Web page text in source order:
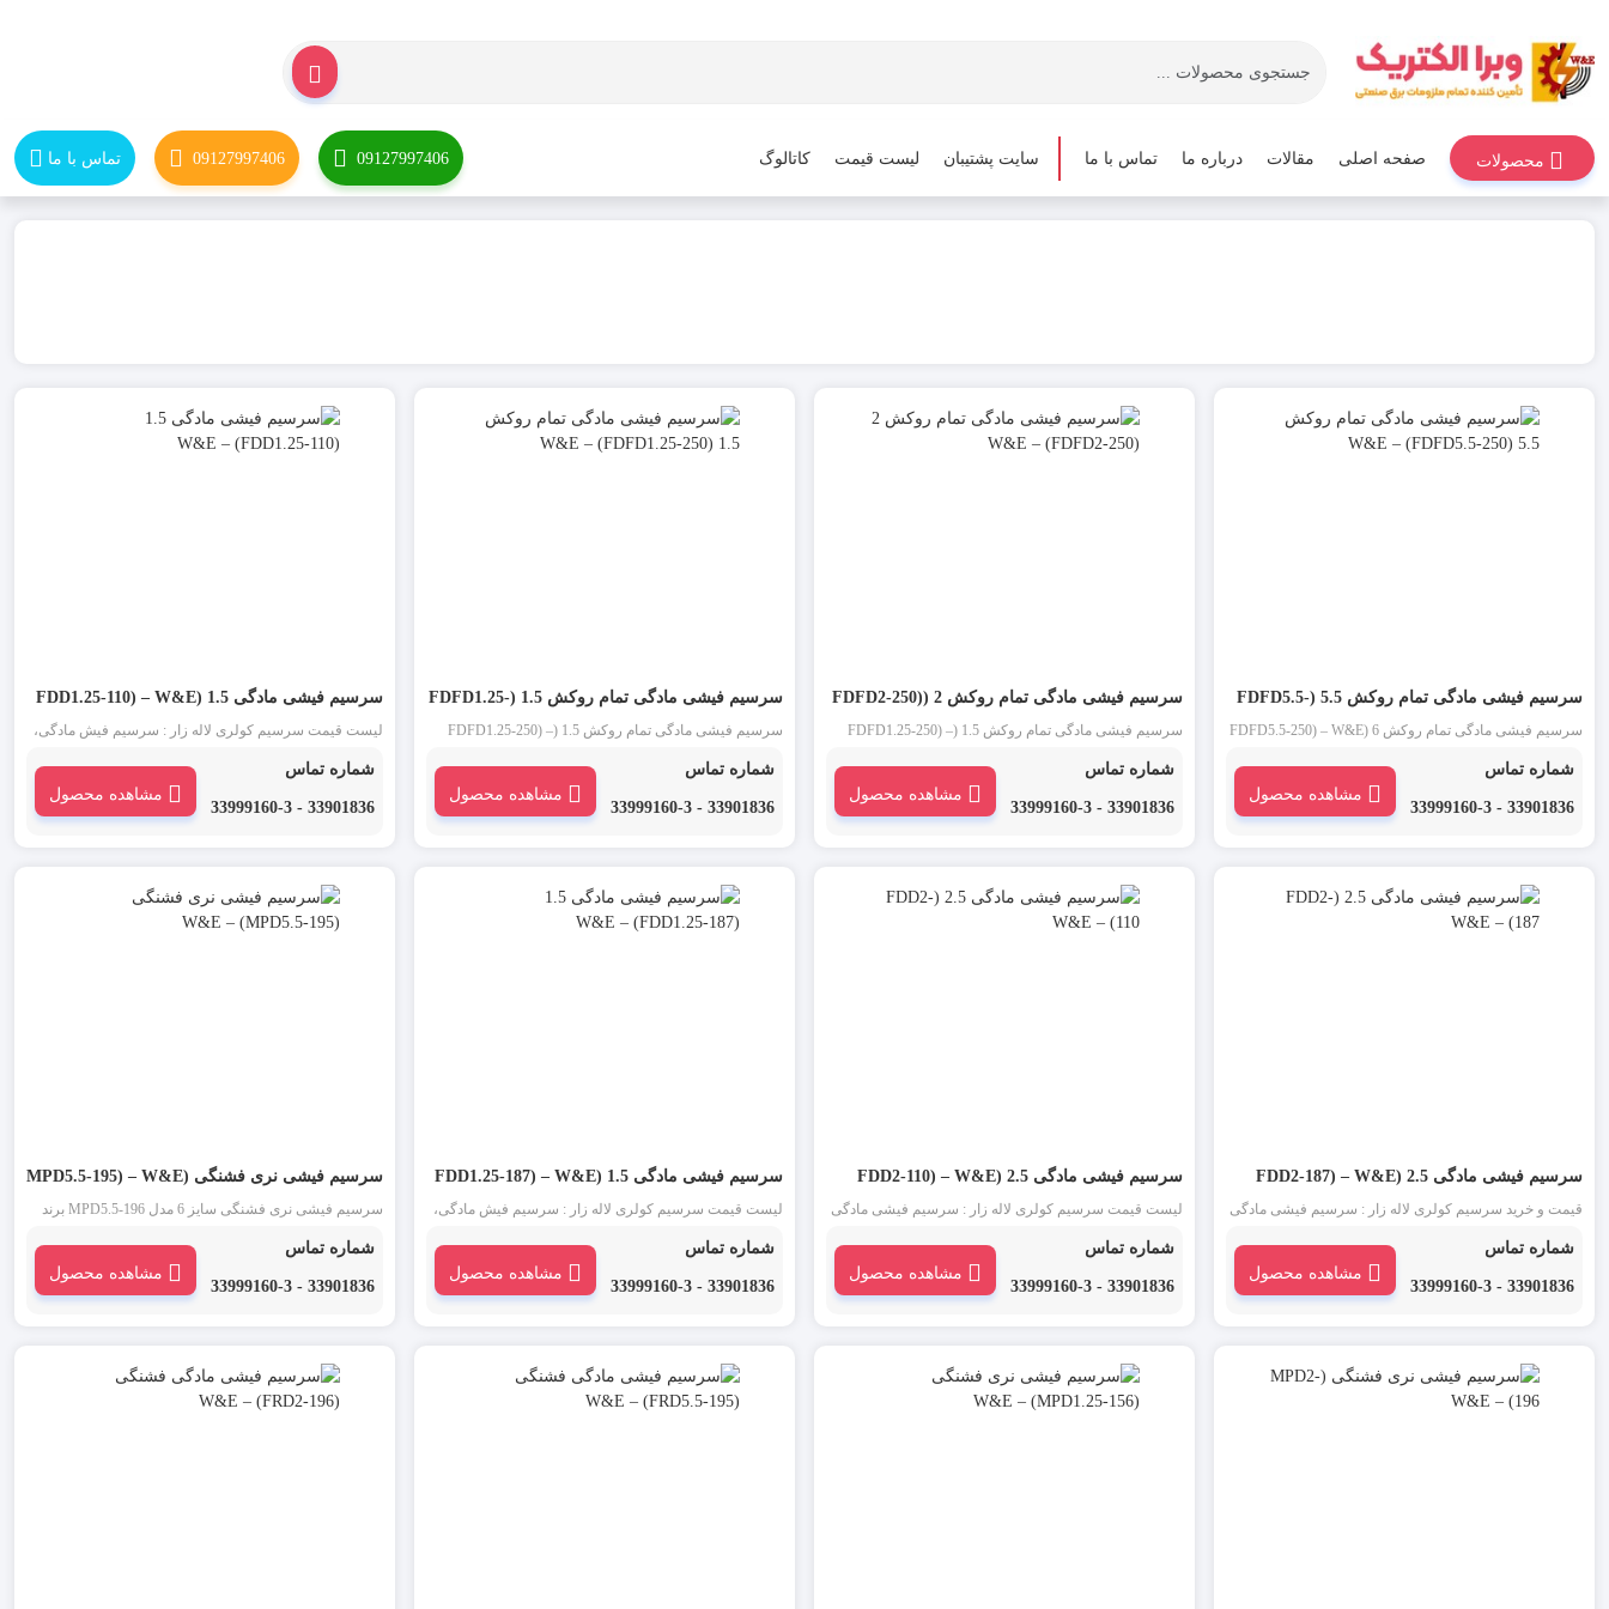
محصولات صفحه اصلی مقالات درباره ما تماس با ما سایت پشتیبان لیست قیمت کاتالوگ 09127997406
09127997406 تماس با ما
سرسیم فیشی مادگی تمام روکش 5.5 (FDFD5.5-
250) – W&E
سرسیم فیشی مادگی تمام روکش 6 (FDFD5.5-250) – W&E
ارسال سریع به سراسر کشور
شماره تماس
33901836 - 33999160-3
مشاهده محصول
سرسیم فیشی مادگی تمام روکش 2 (FDFD2-250)
– W&E
سرسیم فیشی مادگی تمام روکش 1.5 (FDFD1.25-250) –
زار و ارسال سریع به سراسر کشور
شماره تماس
33901836 - 33999160-3
مشاهده محصول
سرسیم فیشی مادگی تمام روکش 1.5 (FDFD1.25-
250) – W&E
سرسیم فیشی مادگی تمام روکش 1.5 (FDFD1.25-250) –
سوکتی یکی از انواع سرسیم است. از این دسته از سرسیم
W&E در مقابل سرسیم فیشی نری برای اتصال موقت دو
سیم به یکدیگر استفاده می شود.
شماره تماس
33901836 - 33999160-3
مشاهده محصول
سرسیم فیشی مادگی 1.5 (FDD1.25-110) – W&E
لیست قیمت سرسیم کولری لاله زار : سرسیم فیش مادگی،
سرسیم است. سرسیم فیشی مادگی (کولری) سایز 1.5 مدل
FDD1.25-110 در مقابل سرسیم فیشی نری برای اتصال
موقت دو سیم به یکدیگر استفاده می شود.
شماره تماس
33901836 - 33999160-3
مشاهده محصول
سرسیم فیشی مادگی 2.5 (FDD2-187) – W&E
قیمت و خرید سرسیم کولری لاله زار : سرسیم فیشی مادگی
سوکتی یکی از انواع سرسیم است. از این دسته از سرسیم در
مقابل سرسیم فیشی نری برای اتصال موقت دو سیم به
یکدیگر استفاده می شود.
شماره تماس
33901836 - 33999160-3
مشاهده محصول
سرسیم فیشی مادگی 2.5 (FDD2-110) – W&E
لیست قیمت سرسیم کولری لاله زار : سرسیم فیشی مادگی
سوکتی یکی از انواع سرسیم است. از این دسته از سرسیم در
مقابل سرسیم فیشی نری برای اتصال موقت دو سیم به
یکدیگر استفاده می شود.
شماره تماس
33901836 - 33999160-3
مشاهده محصول
سرسیم فیشی مادگی 1.5 (FDD1.25-187) – W&E
لیست قیمت سرسیم کولری لاله زار : سرسیم فیش مادگی،
سرسیم است. سرسیم فیشی مادگی (کولری) سایز 1.5 مدل
FDD1.25-187 W&E در مقابل سرسیم فیشی نری برای اتصال
موقت دو سیم به یکدیگر استفاده می شود.
شماره تماس
33901836 - 33999160-3
مشاهده محصول
سرسیم فیشی نری فشنگی (MPD5.5-195) – W&E
سرسیم فیشی نری فشنگی سایز 6 مدل MPD5.5-196 برند
مقابل سرسیم فیشی مادگی برای اتصال موقت دو سیم به
یکدیگر استفاده می شود.
شماره تماس
33901836 - 33999160-3
مشاهده محصول